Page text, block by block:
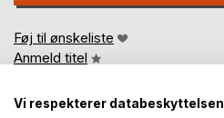
Føj til ønskeliste
Anmeld titel
Vi respekterer databeskyttelsen